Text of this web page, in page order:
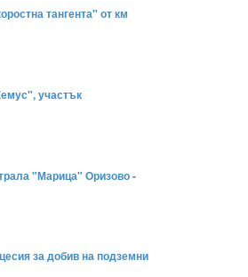
тангента" от км
участък
"Марица" Оризово -
за добив на подземни